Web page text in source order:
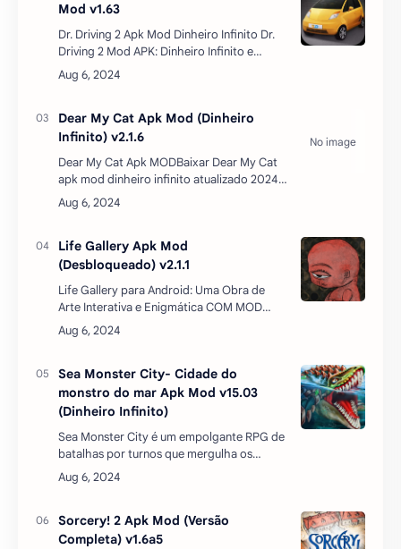
Mod v1.63
Dr. Driving 2 Apk Mod Dinheiro Infinito Dr.
Driving 2 Mod APK: Dinheiro Infinito e
Todos os Carros DesbloqueadosDr. Driving
2 é a sequência do popular simulador de
Dear My Cat Apk Mod (Dinheiro
Infinito) v2.1.6
Dear My Cat Apk MODBaixar Dear My Cat
apk mod dinheiro infinito atualizado 2024
– é um jogo do gênero de simulação. O
jogo foi anunciado pela editora FLERO
Life Gallery Apk Mod
(Desbloqueado) v2.1.1
Life Gallery para Android: Uma Obra de
Arte Interativa e Enigmática COM MOD
APKLife Gallery é um jogo de quebra-
cabeças para Android que transcende o
Sea Monster City- Cidade do
monstro do mar Apk Mod v15.03
(Dinheiro Infinito)
Sea Monster City é um empolgante RPG de
batalhas por turnos que mergulha os
jogadores em um mundo subaquático
repleto de predadores marinhos. Neste
Sorcery! 2 Apk Mod (Versão
Completa) v1.6a5